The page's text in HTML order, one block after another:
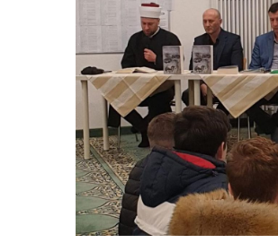
MULTIMEDIJA
KONTAKT
DONACIJE